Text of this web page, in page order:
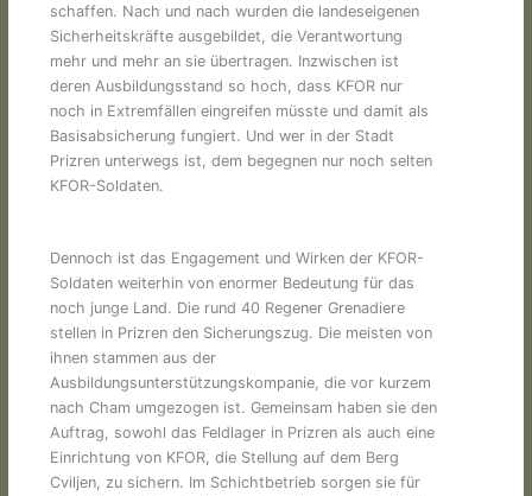
schaffen. Nach und nach wurden die landeseigenen
Sicherheitskräfte ausgebildet, die Verantwortung
mehr und mehr an sie übertragen. Inzwischen ist
deren Ausbildungsstand so hoch, dass KFOR nur
noch in Extremfällen eingreifen müsste und damit als
Basisabsicherung fungiert. Und wer in der Stadt
Prizren unterwegs ist, dem begegnen nur noch selten
KFOR-Soldaten.
Dennoch ist das Engagement und Wirken der KFOR-
Soldaten weiterhin von enormer Bedeutung für das
noch junge Land. Die rund 40 Regener Grenadiere
stellen in Prizren den Sicherungszug. Die meisten von
ihnen stammen aus der
Ausbildungsunterstützungskompanie, die vor kurzem
nach Cham umgezogen ist. Gemeinsam haben sie den
Auftrag, sowohl das Feldlager in Prizren als auch eine
Einrichtung von KFOR, die Stellung auf dem Berg
Cviljen, zu sichern. Im Schichtbetrieb sorgen sie für